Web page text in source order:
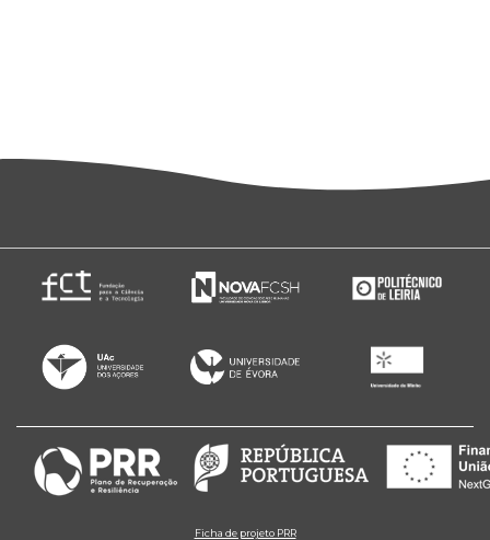
Ficha de projeto PRR